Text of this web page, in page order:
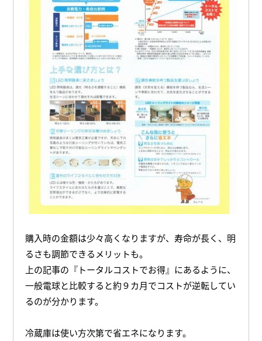
購入時の金額は少々高くなりますが、寿命が長く、明
るさも調節できるメリットも。
上の記事の『トータルコストでお得』にあるように、
一般電球と比較すると約９カ月でコストが逆転してい
るのが分かります。
冷蔵庫は使い方次第で省エネになります。